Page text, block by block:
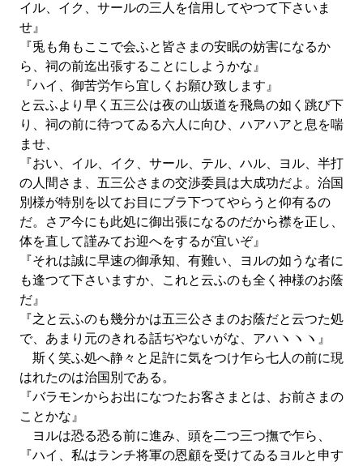
イル、イク、サールの三人を信用してやつて下さいま
せ』
『兎も角もここで会ふと皆さまの安眠の妨害になるか
ら、祠の前迄出張することにしようかな』
『ハイ、御苦労乍ら宜しくお願ひ致します』
と云ふより早く五三公は夜の山坂道を飛鳥の如く跳び下
り、祠の前に待つてゐる六人に向ひ、ハアハアと息を喘
ませ、
『おい、イル、イク、サール、テル、ハル、ヨル、半打
の人間さま、五三公さまの交渉委員は大成功だよ。治国
別様が特別を以てお目にブラ下つてやらうと仰有るの
だ。さア今にも此処に御出張になるのだから襟を正し、
体を直して謹みてお迎へをするが宜いぞ』
『それは誠に早速の御承知、有難い、ヨルの如うな者に
も逢つて下さいますか、これと云ふのも全く神様のお蔭
だ』
『之と云ふのも幾分かは五三公さまのお蔭だと云つた処
で、あまり元のきれる話ぢやないがな、アハヽヽヽ』
斯く笑ふ処へ静々と足許に気をつけ乍ら七人の前に現
はれたのは治国別である。
『バラモンからお出になつたお客さまとは、お前さまの
ことかな』
ヨルは恐る恐る前に進み、頭を二つ三つ撫で乍ら、
『ハイ、私はランチ将軍の恩顧を受けてゐるヨルと申す